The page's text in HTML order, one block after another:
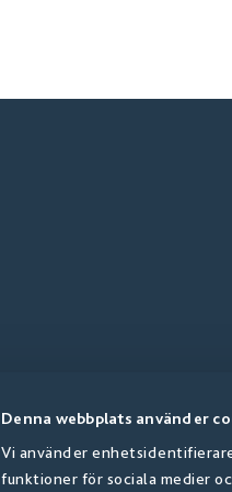
Denna webbplats använder
Vi använder
funktioner för sociala medier